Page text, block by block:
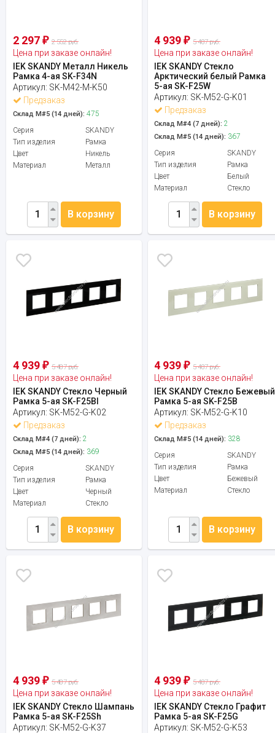
2 297 ₽ 2 552 руб.
Цена при заказе онлайн!
IEK SKANDY Металл Никель
Рамка 4-ая SK-F34N
Артикул: SK-M42-M-K50
Предзаказ
Склад М#5 (14 дней): 475
Серия
SKANDY
Тип изделия
Рамка
Цвет
Никель
Материал
Металл
В корзину
4 939₽ 5 487 руб.
Цена при заказе онлайн!
IEK SKANDY Стекло
Арктический белый Рамка
5-ая SK-F25W
Артикул: SK-M52-G-K01
Предзаказ
Склад М#4 (7 дней): 2
Склад М#5 (14 дней): 367
Серия
SKANDY
Тип изделия
Рамка
Цвет
Белый
Материал
Стекло
В корзину
4 939 ₽ 5 487 руб.
Цена при заказе онлайн!
IEK SKANDY Стекло Черный
Рамка 5-ая SK-F25Bl
Артикул: SK-M52-G-K02
Предзаказ
Склад М#4 (7 дней): 2
Склад М#5 (14 дней): 369
Серия
SKANDY
Тип изделия
Рамка
Цвет
Черный
Материал
Стекло
В корзину
4 939₽ 5 487 руб.
Цена при заказе онлайн!
IEK SKANDY Стекло Бежевый
Рамка 5-ая SK-F25B
Артикул: SK-M52-G-K10
Предзаказ
Склад М#5 (14 дней): 328
Серия
SKANDY
Тип изделия
Рамка
Цвет
Бежевый
Материал
Стекло
В корзину
4 939 ₽ 5 487 руб.
Цена при заказе онлайн!
IEK SKANDY Стекло Шампань
Рамка 5-ая SK-F25Sh
Артикул: SK-M52-G-K37
4 939₽ 5 487 руб.
Цена при заказе онлайн!
IEK SKANDY Стекло Графит
Рамка 5-ая SK-F25G
Артикул: SK-M52-G-K53